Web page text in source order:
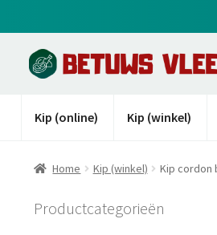
Kip (online) Kip (winkel)
Home Kip (winkel) Kip cordon
Productcategorieën